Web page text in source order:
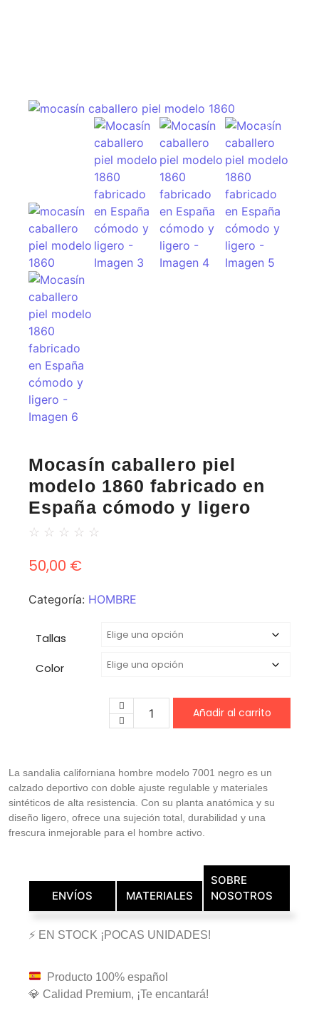
Mocasín caballero piel
modelo 1860 fabricado en
España cómodo y ligero
☆ ☆ ☆ ☆ ☆
50,00 €
Categoría: HOMBRE
Tallas
Color
Añadir al carrito
La sandalia californiana hombre modelo 7001 negro es un
calzado deportivo con doble ajuste regulable y materiales
sintéticos de alta resistencia. Con su planta anatómica y su
diseño ligero, ofrece una sujeción total, durabilidad y una
frescura inmejorable para el hombre activo.
ENVÍOS MATERIALES
SOBRE
NOSOTROS
⚡ EN STOCK ¡POCAS UNIDADES!
Producto 100% español
💎 Calidad Premium, ¡Te encantará!